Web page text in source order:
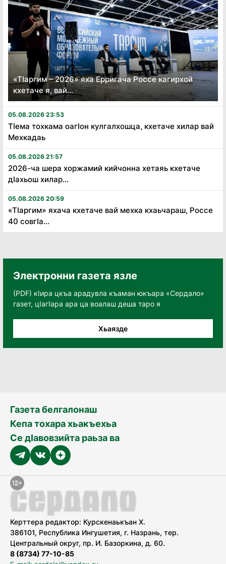
«Тӏаргим – 2026» яха Ерригача Россе кагирхой
кхетаче я, вай...
05.08.2026 23:53
Тӏема тохкама оагӏон кулгалхошца, кхетаче хилар вай
Мехкадаь
05.08.2026 21:57
2026-ча шера хоржамий кийчонна хетаяь кхетаче
дӏахьош хилар...
05.08.2026 20:59
«Тӏаргим» яхача кхетаче вай мехка кхаьчараш, Россе
40 совгӏа...
Электронни газета язле
(PDF) кӀира цкъа арадувла къаман юкъара «Сердало»
газет, цӀагӀара ара ца воалаш деша таро я
Хьаязде
Газета белгалонаш
Кепа тохара хьакъехьа
Се дӀавовзийта раьза ва
Керттера редактор: Курскенаькъан Х.
386101, Республика Ингушетия, г. Назрань, тер.
Центральный округ, пр. И. Базоркина, д. 60.
8 (8734) 77-10-85